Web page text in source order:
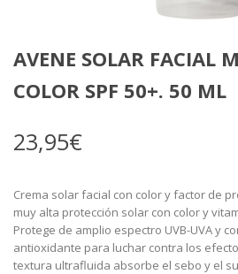
AVENE SOLAR FACIAL
COLOR SPF 50+. 50 ML
23,95€
Crema solar facial con color y factor de
muy alta protección solar con color y
Protege de amplio espectro UVB-UVA y
antioxidante para luchar contra los
textura ultrafluida absorbe el sebo y el